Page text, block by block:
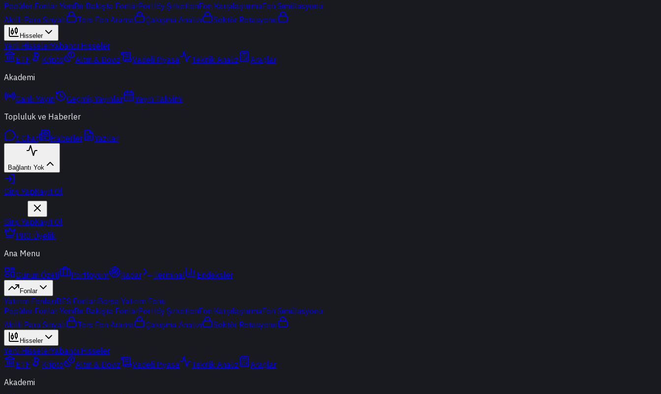
Popüler Fonlar YeniBir Bakışta FonlarPortföy ŞirketleriFon KarşılaştırmaFon Simülasyonu
Akıllı Para Sinyali
Ters Fon Arama Çakışma Analizi Sektör Rotasyonu
Hisseler
Yerli HisselerYabancı Hisseler
ETF
Kripto Altın & Döviz Vadeli Piyasa Teknik Analiz
Araçlar
Akademi
Canlı Yayın Geçmiş Yayınlar
Yayın Takvimi
Topluluk ve Haberler
t-Chat Haberler Yazılar
Bağlantı Yok
Giriş YapKayıt Ol
Giriş YapKayıt Ol
PRO Üyelik
Ana Menu
Günün Özeti Portföyüm Radar Terminal Endeksler
Fonlar
Yatırım FonlarıBES FonlarıBorsa Yatırım Fonu
Popüler Fonlar YeniBir Bakışta FonlarPortföy ŞirketleriFon KarşılaştırmaFon Simülasyonu
Akıllı Para Sinyali
Ters Fon Arama Çakışma Analizi Sektör Rotasyonu
Hisseler
Yerli HisselerYabancı Hisseler
ETF
Kripto Altın & Döviz Vadeli Piyasa Teknik Analiz
Araçlar
Akademi